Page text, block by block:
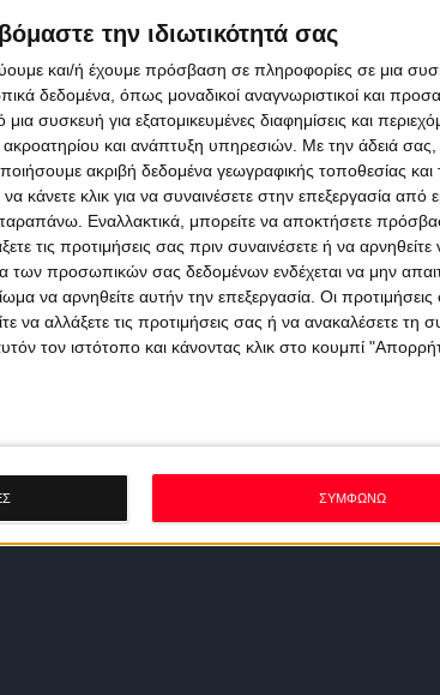
την ιδιωτικότητά σας
και/ή έχουμε πρόσβαση σε πληροφορίες σε μια
δεδομένα, όπως μοναδικοί αναγνωριστικοί και
συσκευή για εξατομικευμένες διαφημίσεις και
και ανάπτυξη υπηρεσιών. Με την άδειά σας,
ακριβή δεδομένα γεωγραφικής τοποθεσίας
κλικ για να συναινέσετε στην επεξεργασία από
Εναλλακτικά, μπορείτε να αποκτήσετε
τις προτιμήσεις σας πριν συναινέσετε ή να αρνηθείτε
των προσωπικών σας δεδομένων ενδέχεται να μην
να αρνηθείτε αυτήν την επεξεργασία. Οι
να αλλάξετε τις προτιμήσεις σας ή να ανακαλέσετε τη
τον ιστότοπο και κάνοντας κλικ στο κουμπί
ΣΥΜΦΩΝΩ